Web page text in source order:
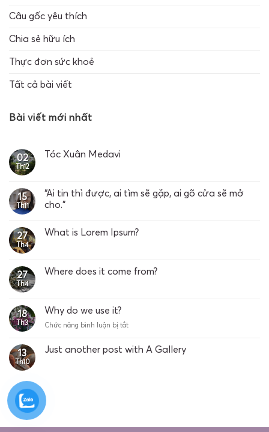
Câu gốc yêu thích
Chia sẻ hữu ích
Thực đơn sức khoẻ
Tất cả bài viết
Bài viết mới nhất
02
Th12
Tóc Xuân Medavi
15
Th11
“Ai tin thì được, ai tìm sẽ gặp, ai gõ cửa sẽ mở
cho.”
27
Th4
What is Lorem Ipsum?
27
Th4
Where does it come from?
18
Th3
Why do we use it?
Chức năng bình luận bị tắtở
do
13
Th10
Just another post with A Gallery